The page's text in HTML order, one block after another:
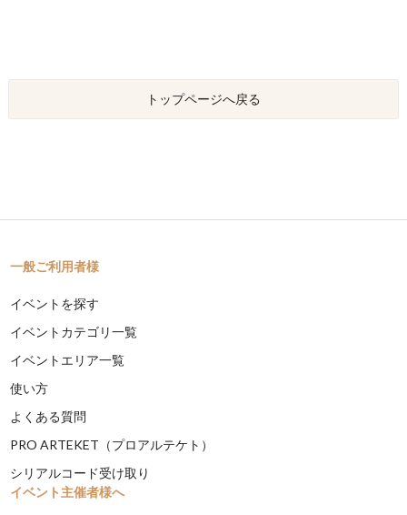
トップページへ戻る
一般ご利用者様
イベントを探す
イベントカテゴリ一覧
イベントエリア一覧
使い方
よくある質問
PRO ARTEKET（プロアルテケト）
シリアルコード受け取り
イベント主催者様へ